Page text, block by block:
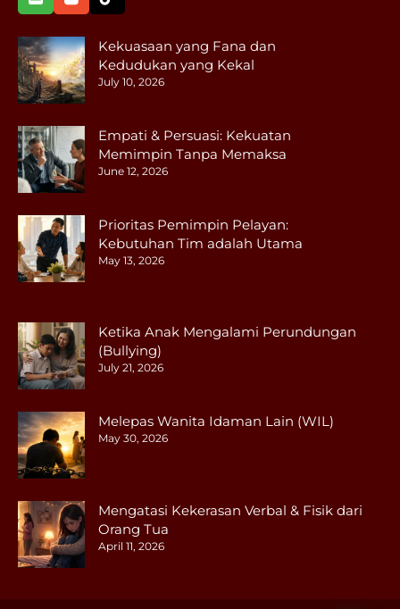
Kekuasaan yang Fana dan
Kedudukan yang Kekal
July 10, 2026
Empati & Persuasi: Kekuatan
Memimpin Tanpa Memaksa
June 12, 2026
Prioritas Pemimpin Pelayan:
Kebutuhan Tim adalah Utama
May 13, 2026
Ketika Anak Mengalami Perundungan
(Bullying)
July 21, 2026
Melepas Wanita Idaman Lain (WIL)
May 30, 2026
Mengatasi Kekerasan Verbal & Fisik dari
Orang Tua
April 11, 2026